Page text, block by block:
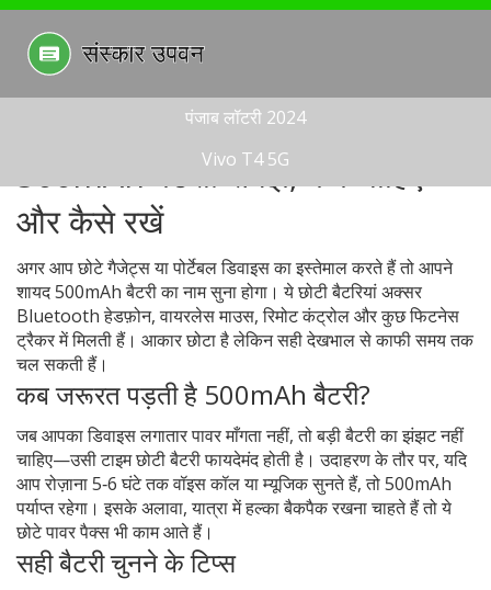
पंजाब लॉटरी 2024
Vivo T4 5G
500mAh बैटरी: समझें, कब चाहिए
और कैसे रखें
अगर आप छोटे गैजेट्स या पोर्टेबल डिवाइस का इस्तेमाल करते हैं तो आपने
शायद 500mAh बैटरी का नाम सुना होगा। ये छोटी बैटरियां अक्सर
Bluetooth हेडफ़ोन, वायरलेस माउस, रिमोट कंट्रोल और कुछ फिटनेस
ट्रैकर में मिलती हैं। आकार छोटा है लेकिन सही देखभाल से काफी समय तक
चल सकती हैं।
कब जरूरत पड़ती है 500mAh बैटरी?
जब आपका डिवाइस लगातार पावर माँगता नहीं, तो बड़ी बैटरी का झंझट नहीं
चाहिए—उसी टाइम छोटी बैटरी फायदेमंद होती है। उदाहरण के तौर पर, यदि
आप रोज़ाना 5‑6 घंटे तक वॉइस कॉल या म्यूजिक सुनते हैं, तो 500mAh
पर्याप्त रहेगा। इसके अलावा, यात्रा में हल्का बैकपैक रखना चाहते हैं तो ये
छोटे पावर पैक्स भी काम आते हैं।
सही बैटरी चुनने के टिप्स